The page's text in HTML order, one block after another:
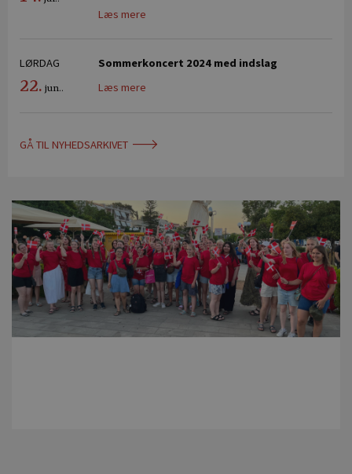
Læs mere
LØRDAG
22. jun..
Sommerkoncert 2024 med indslag
Læs mere
GÅ TIL NYHEDSARKIVET